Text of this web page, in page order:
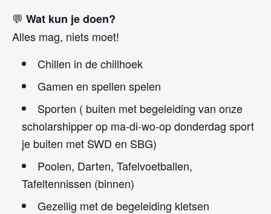
💬 Wat kun je doen?
Alles mag, niets moet!
Chillen in de chillhoek
Gamen en spellen spelen
Sporten ( buiten met begeleiding van onze
scholarshipper op ma-di-wo-op donderdag sport
je buiten met SWD en SBG)
Poolen, Darten, Tafelvoetballen,
Tafeltennissen (binnen)
Gezellig met de begeleiding kletsen